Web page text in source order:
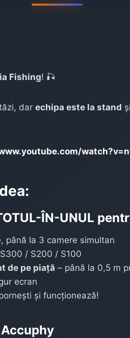
Fishing! 🎣
darechipa este la stand
ÎN-UNUL
până la 3 camere simultan
/ S200 / S100
de pe piață – până la 0,5 m
ecran
și funcționează!